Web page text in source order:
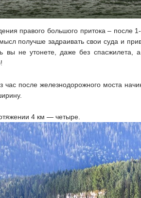
правого большого притока – после
получше задраивать свои суда и
вы не утонете, даже без спасжилета,
час после железнодорожного моста
4 км — четыре.